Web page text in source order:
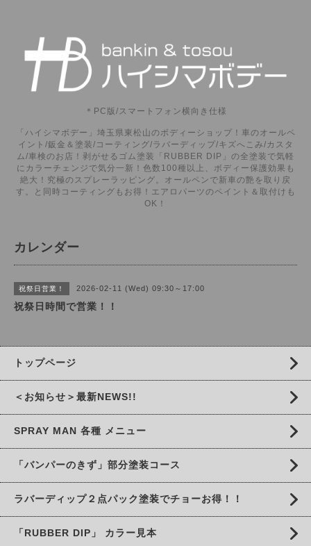
＊PC版/スマートフォン横向き仕様
「ハイシマボデー」埼玉県東松山のボディーショップ！車のオールペ
イント/鈑金＆塗装/コーティング/ラバーディップ/キズへこみ/カスタ
ム/車検のお店！剥がせるゴム塗装「RUBBER DIP」の全塗装で気軽
にカラーチェンジで気分一新！色数100種以上、ボディー保護効果も
絶大！究極のスプレーラッピング。オールペンで新車の艶を取り戻
す。と同時コーティングもお得！エアロパーツのペイント＆取付けも
OK！
カレンダー
祝祭日営業！ 2026-02-11 (Wed) 09:30～17:00
祝祭日時間で営業！！
トップページ
＜お知らせ＞最新NEWS!!
SPRAY MAN 各種 メニュー
「バンパーのきず」部分塗装コース
ラバーディップ２点パック塗装でチョーお得！！
「RUBBER DIP」 カラー見本